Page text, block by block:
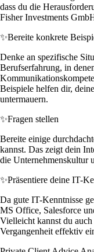
dass du die
Fisher Investments
✨Bereite konkrete
Denke an spezifische
Berufserfahrung, in
Beispiele helfen dir,
untermauern.
✨Fragen stellen
Bereite einige
kannst. Das zeigt dein
die Unternehmenskultur
✨Präsentiere deine IT-
Da gute IT-Kenntnisse
MS Office, Salesforce
Vielleicht kannst du
Vergangenheit effektiv